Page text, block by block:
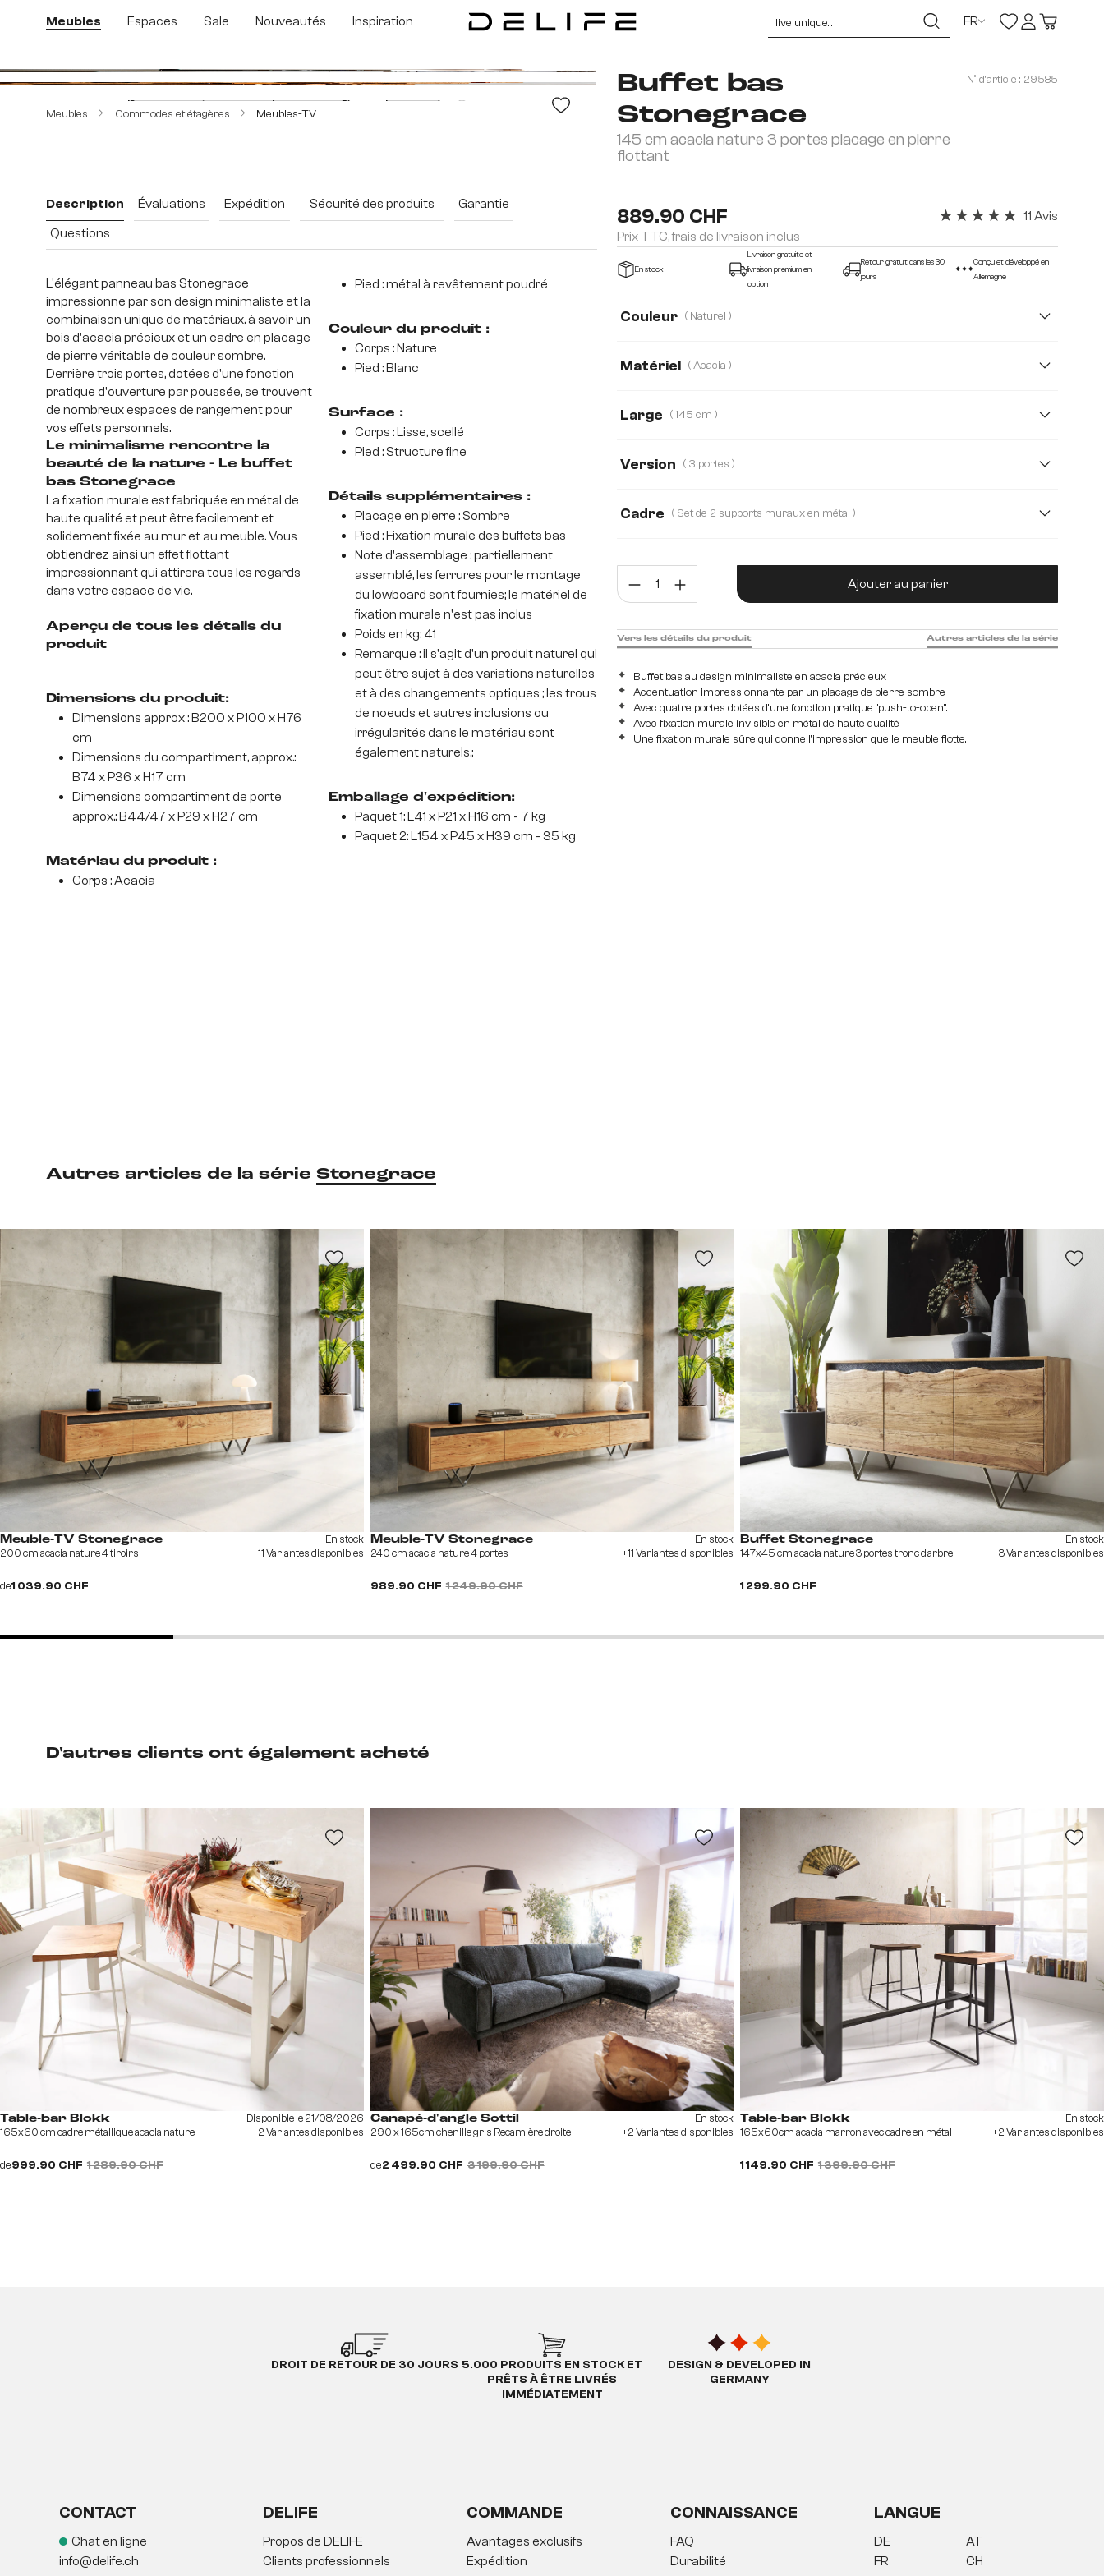
au contenu principal
Passer à la recherche
Passer à la navigation principale
Meubles Espaces Sale Nouveautés Inspiration FR
Meubles Commodes et étagères Meubles-TV
Buffet bas
Stonegrace
145 cm acacia nature 3 portes placage en pierre
flottant
N° d'article : 29585
889.90 CHF
Prix TTC, frais de livraison inclus
11 Avis
En stock
Livraison gratuite et
livraison premium en
option
Retour gratuit dans les 30
jours
Conçu et développé en
Allemagne
Couleur ( Naturel )
Matériel ( Acacia )
Large ( 145 cm )
Version ( 3 portes )
2 portes, 2 tiroir, 1 compartiment au centre 2 portes, 2 tiroirs
2 portes, 2 tiroirs, 1 compartiment 4 portes
Cadre ( Set de 2 supports muraux en métal )
Quantité de produit : Entrez la quantité
Ajouter au panier
Buffet bas au design minimaliste en acacia précieux
Accentuation impressionnante par un placage de pierre sombre
Avec quatre portes dotées d'une fonction pratique "push-to-open".
Avec fixation murale invisible en métal de haute qualité
Une fixation murale sûre qui donne l'impression que le meuble flotte.
Vers les détails du produit Autres articles de la série
Description Évaluations Expédition Sécurité des produits
Garantie
Questions
L'élégant panneau bas Stonegrace
impressionne par son design minimaliste et la
combinaison unique de matériaux, à savoir un
bois d'acacia précieux et un cadre en placage
de pierre véritable de couleur sombre.
Derrière trois portes, dotées d'une fonction
pratique d'ouverture par poussée, se trouvent
de nombreux espaces de rangement pour
vos effets personnels.
Le minimalisme rencontre la
beauté de la nature - Le buffet
bas Stonegrace
La fixation murale est fabriquée en métal de
haute qualité et peut être facilement et
solidement fixée au mur et au meuble. Vous
obtiendrez ainsi un effet flottant
impressionnant qui attirera tous les regards
dans votre espace de vie.
Aperçu de tous les détails du
produit
Dimensions du produit:
Dimensions approx : B200 x P100 x H76
cm
Dimensions du compartiment, approx.:
B74 x P36 x H17 cm
Dimensions compartiment de porte
approx.: B44/47 x P29 x H27 cm
Matériau du produit :
Corps : Acacia
Pied : métal à revêtement poudré
Couleur du produit :
Corps : Nature
Pied : Blanc
Surface :
Corps : Lisse, scellé
Pied : Structure fine
Détails supplémentaires :
Placage en pierre : Sombre
Pied : Fixation murale des buffets bas
Note d'assemblage : partiellement
assemblé, les ferrures pour le montage
du lowboard sont fournies; le matériel de
fixation murale n'est pas inclus
Poids en kg: 41
Remarque : il s'agit d'un produit naturel qui
peut être sujet à des variations naturelles
et à des changements optiques ; les trous
de noeuds et autres inclusions ou
irrégularités dans le matériau sont
également naturels.;
Emballage d'expédition:
Paquet 1: L41 x P21 x H16 cm - 7 kg
Paquet 2: L154 x P45 x H39 cm - 35 kg
D'autres clients ont également acheté
Table-bar Blokk
165x60 cm cadre métallique acacia nature
de999.90 CHF 1 289.90 CHF
Disponible le 21/08/2026
+2 Variantes disponibles
Canapé-d'angle Sottil
290 x 165cm chenille gris Recamière droite
de2 499.90 CHF 3 199.90 CHF
En stock
+2 Variantes disponibles
Table-bar Blokk
165x60cm acacia marron avec cadre en métal
1 149.90 CHF 1 399.90 CHF
En stock
+2 Variantes disponibles
Autres articles de la série Stonegrace
Meuble-TV Stonegrace
200 cm acacia nature 4 tiroirs
de1 039.90 CHF
En stock
+11 Variantes disponibles
Meuble-TV Stonegrace
240 cm acacia nature 4 portes
989.90 CHF 1 249.90 CHF
En stock
+11 Variantes disponibles
Buffet Stonegrace
147x45 cm acacia nature 3 portes tronc d'arbre
1 299.90 CHF
En stock
+3 Variantes disponibles
DROIT DE RETOUR DE 30 JOURS 5.000 PRODUITS EN STOCK ET
PRÊTS À ÊTRE LIVRÉS
IMMÉDIATEMENT
DESIGN & DEVELOPED IN
GERMANY
CONTACT
Chat en ligne
info@delife.ch
DELIFE
Propos de DELIFE
Clients professionnels
COMMANDE
Avantages exclusifs
Expédition
CONNAISSANCE
FAQ
Durabilité
LANGUE
DE
FR
AT
CH